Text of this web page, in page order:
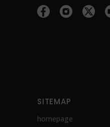
SITEMAP
homepage